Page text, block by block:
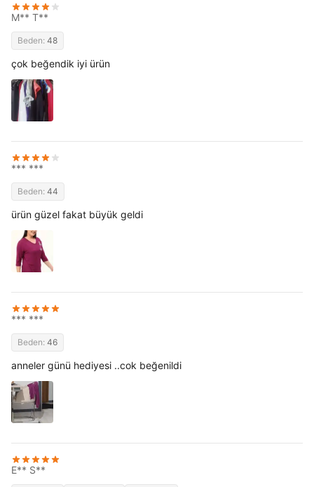
M** T**
Beden: 48
çok beğendik iyi ürün
*** ***
Beden: 44
ürün güzel fakat büyük geldi
*** ***
Beden: 46
anneler günü hediyesi ..cok beğenildi
E** S**